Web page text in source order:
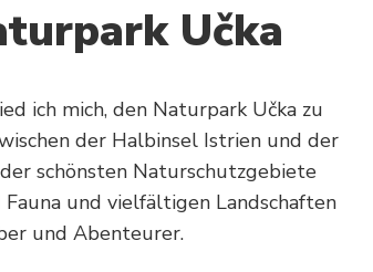
Učka
ich mich, den Naturpark Učka zu
der Halbinsel Istrien und der
schönsten Naturschutzgebiete
und vielfältigen Landschaften
und Abenteurer.